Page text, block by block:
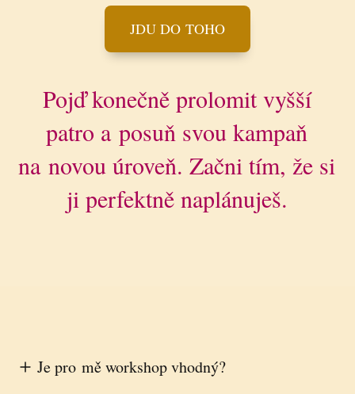
JDU DO TOHO
Pojď konečně prolomit vyšší
patro a posuň svou kampaň
na novou úroveň. Začni tím, že si
ji perfektně naplánuješ.
Je pro mě workshop vhodný?